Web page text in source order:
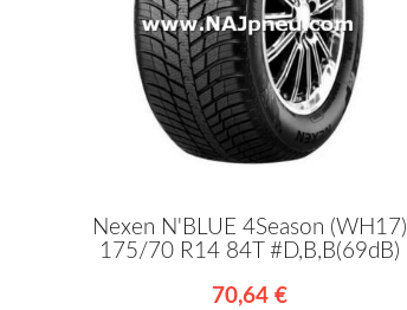
Nexen N'BLUE 4Season (WH17)
175/70 R14 84T #D,B,B(69dB)
70,64 €